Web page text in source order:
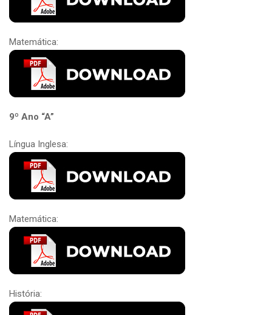
Matemática:
9º Ano “A”
Língua Inglesa:
Matemática:
História: